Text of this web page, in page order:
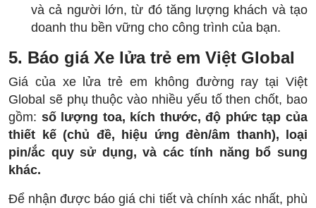
và cả người lớn, từ đó tăng lượng khách và tạo
doanh thu bền vững cho công trình của bạn.
5. Báo giá Xe lửa trẻ em Việt Global
Giá của xe lửa trẻ em không đường ray tại Việt
Global sẽ phụ thuộc vào nhiều yếu tố then chốt, bao
gồm: số lượng toa, kích thước, độ phức tạp của
thiết kế (chủ đề, hiệu ứng đèn/âm thanh), loại
pin/ắc quy sử dụng, và các tính năng bổ sung
khác.
Để nhận được báo giá chi tiết và chính xác nhất, phù